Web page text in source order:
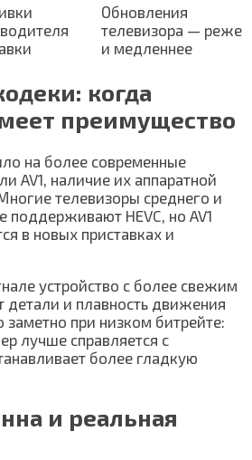
Обновления
телевизора — реже
и медленнее
когда
преимущество
на более современные
AV1, наличие их аппаратной
телевизоры среднего и
поддерживают HEVC, но AV1
в новых приставках и
устройство с более свежим
детали и плавность движения
при низком битрейте:
лучше справляется с
более гладкую
и реальная